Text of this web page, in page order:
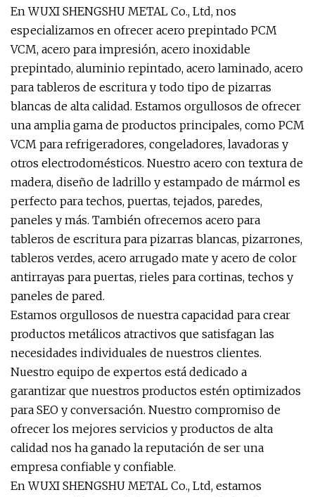
En WUXI SHENGSHU METAL Co., Ltd, nos
especializamos en ofrecer acero prepintado PCM
VCM, acero para impresión, acero inoxidable
prepintado, aluminio repintado, acero laminado, acero
para tableros de escritura y todo tipo de pizarras
blancas de alta calidad. Estamos orgullosos de ofrecer
una amplia gama de productos principales, como PCM
VCM para refrigeradores, congeladores, lavadoras y
otros electrodomésticos. Nuestro acero con textura de
madera, diseño de ladrillo y estampado de mármol es
perfecto para techos, puertas, tejados, paredes,
paneles y más. También ofrecemos acero para
tableros de escritura para pizarras blancas, pizarrones,
tableros verdes, acero arrugado mate y acero de color
antirrayas para puertas, rieles para cortinas, techos y
paneles de pared.
Estamos orgullosos de nuestra capacidad para crear
productos metálicos atractivos que satisfagan las
necesidades individuales de nuestros clientes.
Nuestro equipo de expertos está dedicado a
garantizar que nuestros productos estén optimizados
para SEO y conversación. Nuestro compromiso de
ofrecer los mejores servicios y productos de alta
calidad nos ha ganado la reputación de ser una
empresa confiable y confiable.
En WUXI SHENGSHU METAL Co., Ltd, estamos